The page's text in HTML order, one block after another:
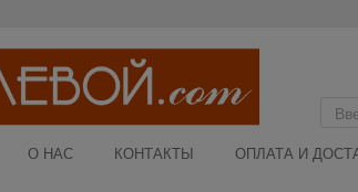
О НАС КОНТАКТЫ ОПЛАТА И